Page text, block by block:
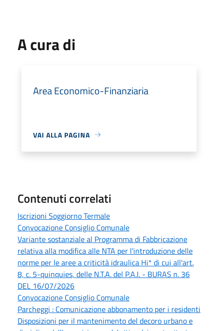
A cura di
Area Economico-Finanziaria
VAI ALLA PAGINA
Contenuti correlati
Iscrizioni Soggiorno Termale
Convocazione Consiglio Comunale
Variante sostanziale al Programma di Fabbricazione
relativa alla modifica alle NTA per l'introduzione delle
norme per le aree a criticità idraulica Hi* di cui all'art.
8, c. 5-quinquies, delle N.T.A. del P.A.I. - BURAS n. 36
DEL 16/07/2026
Convocazione Consiglio Comunale
Parcheggi : Comunicazione abbonamento per i residenti
Disposizioni per il mantenimento del decoro urbano e